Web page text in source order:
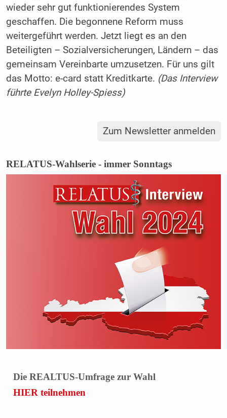
wieder sehr gut funktionierendes System
geschaffen. Die begonnene Reform muss
weitergeführt werden. Jetzt liegt es an den
Beteiligten – Sozialversicherungen, Ländern – das
gemeinsam Vereinbarte umzusetzen. Für uns gilt
das Motto: e-card statt Kreditkarte. (Das Interview
führte Evelyn Holley-Spiess)
Zum Newsletter anmelden
RELATUS-Wahlserie - immer Sonntags
Die REALTUS-Umfrage zur Wahl
HIER teilnehmen